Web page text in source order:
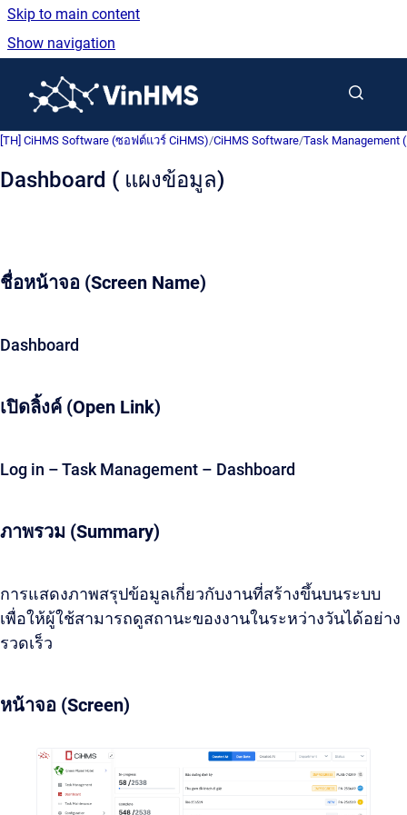
Skip to main content
Show navigation
[TH] CiHMS Software (ซอฟต์แวร์ CiHMS)/CiHMS Software/Task Management
Dashboard ( แผงข้อมูล)
ชื่อหน้าจอ (Screen Name)
Dashboard
เปิดลิ้งค์ (Open Link)
Log in – Task Management – Dashboard
ภาพรวม (Summary)
การแสดงภาพสรุปข้อมูลเกี่ยวกับงานที่สร้างขึ้นบนระบบ
เพื่อให้ผู้ใช้สามารถดูสถานะของงานในระหว่างวันได้อย่าง
รวดเร็ว
หน้าจอ (Screen)